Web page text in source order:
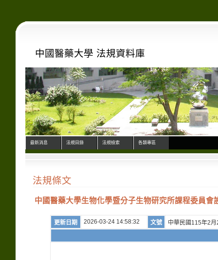
中國醫藥大學 法規資料庫
最新消息 法規目錄 法規檢索 各類專區
法規條文
中國醫藥大學生物化學暨分子生物研究所課程委員會
更新日期 2026-03-24 14:58:32 文號 中華民國115年2